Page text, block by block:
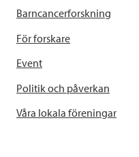
Barncancerforskning
För forskare
Event
Politik och påverkan
Våra lokala föreningar